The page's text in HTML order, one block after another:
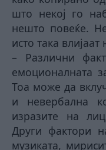
што некој го
нешто повеќе.
исто така
– Различни
емоционалната
Тоа може да
и невербална
изразите на
Други фактори
музиката,